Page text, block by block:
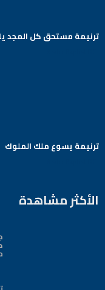
ترنيمة مستحق كل المجد
ترنيمة يسوع ملك الملوك
الأكثر مشاهدة